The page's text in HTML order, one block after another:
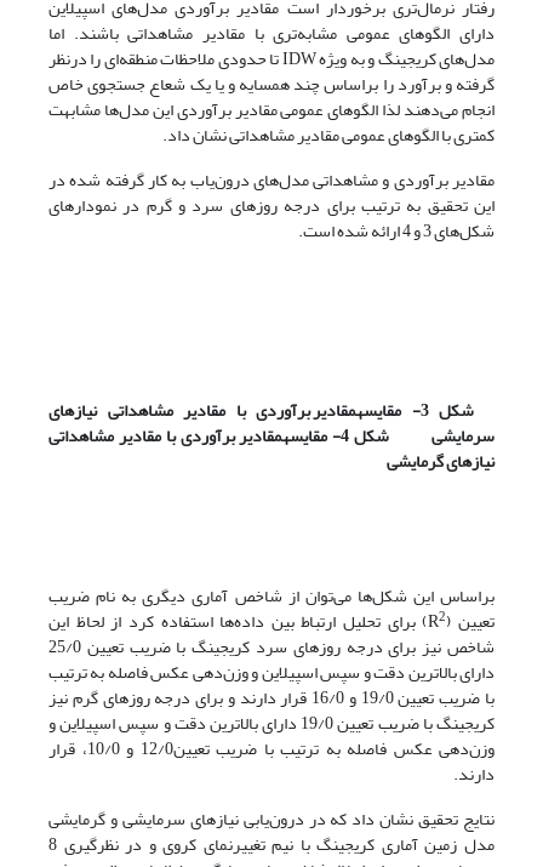
رفتار نرمال‌تری برخوردار است مقادیر برآوردی مدل‌های اسپیلاین
دارای الگوهای عمومی مشابه‌تری با مقادیر مشاهداتی باشند. اما
مدل‌های کریجینگ و به ویژه IDW تا حدودی ملاحظات منطقه‌ای را درنظر
گرفته و برآورد را براساس چند همسایه و یا یک شعاع جستجوی خاص
انجام می‌دهند لذا الگوهای عمومی مقادیر برآوردی این مدل‌ها مشابهت
کمتری با الگوهای عمومی مقادیر مشاهداتی نشان داد.
مقادیر برآوردی و مشاهداتی مدل‌های درون‌یاب به کار گرفته شده در
این تحقیق به ترتیب برای درجه روزهای سرد و گرم در نمودارهای
شکل‌های 3 و 4 ارائه شده است.
شکل 3- مقایسه مقادیر برآوردی با مقادیر مشاهداتی نیازهای
سرمایشی شکل 4- مقایسه مقادیر برآوردی با مقادیر مشاهداتی
نیازهای گرمایشی
براساس این شکل‌ها می‌توان از شاخص آماری دیگری به نام ضریب
تعیین (R2 ) برای تحلیل ارتباط بین داده‌ها استفاده کرد از لحاظ این
شاخص نیز برای درجه روزهای سرد کریجینگ با ضریب تعیین 25/0
دارای بالاترین دقت و سپس اسپیلاین و وزن‌دهی عکس فاصله به ترتیب
با ضریب تعیین 19/0 و 16/0 قرار دارند و برای درجه روزهای گرم نیز
کریجینگ با ضریب تعیین 19/0 دارای بالاترین دقت و سپس اسپیلاین و
وزن‌دهی عکس فاصله به ترتیب با ضریب تعیین12/0 و 10/0، قرار
دارند.
نتایج تحقیق نشان داد که در درون‌یابی نیازهای سرمایشی و گرمایشی
مدل زمین آماری کریجینگ با نیم تغییرنمای کروی و در نظرگیری 8